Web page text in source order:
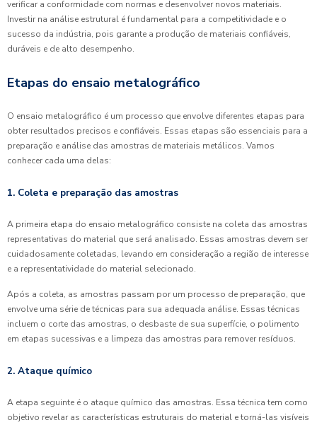
verificar a conformidade com normas e desenvolver novos materiais.
Investir na análise estrutural é fundamental para a competitividade e o
sucesso da indústria, pois garante a produção de materiais confiáveis,
duráveis e de alto desempenho.
Etapas do ensaio metalográfico
O ensaio metalográfico é um processo que envolve diferentes etapas para
obter resultados precisos e confiáveis. Essas etapas são essenciais para a
preparação e análise das amostras de materiais metálicos. Vamos
conhecer cada uma delas:
1. Coleta e preparação das amostras
A primeira etapa do ensaio metalográfico consiste na coleta das amostras
representativas do material que será analisado. Essas amostras devem ser
cuidadosamente coletadas, levando em consideração a região de interesse
e a representatividade do material selecionado.
Após a coleta, as amostras passam por um processo de preparação, que
envolve uma série de técnicas para sua adequada análise. Essas técnicas
incluem o corte das amostras, o desbaste de sua superfície, o polimento
em etapas sucessivas e a limpeza das amostras para remover resíduos.
2. Ataque químico
A etapa seguinte é o ataque químico das amostras. Essa técnica tem como
objetivo revelar as características estruturais do material e torná-las visíveis